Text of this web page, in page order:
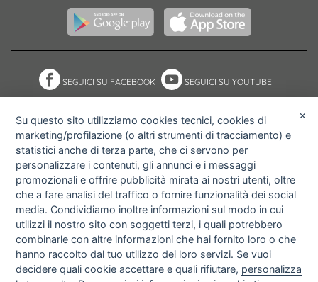
SEGUICI SU FACEBOOK SEGUICI SU YOUTUBE
NOTE ACCESSIBILITÀ
ACCESS KEY
MAPPA DEL SITO
PRIVACY POLICY
COOKIE POLICY
IMPOSTAZIONI PRIVACY E
COOKIE
Su questo sito utilizziamo cookies tecnici, cookies di
marketing/profilazione (o altri strumenti di tracciamento) e
statistici anche di terza parte, che ci servono per
personalizzare i contenuti, gli annunci e i messaggi
promozionali e offrire pubblicità mirata ai nostri utenti, oltre
che a fare analisi del traffico o fornire funzionalità dei social
media. Condividiamo inoltre informazioni sul modo in cui
utilizzi il nostro sito con soggetti terzi, i quali potrebbero
combinarle con altre informazioni che hai fornito loro o che
hanno raccolto dal tuo utilizzo dei loro servizi. Se vuoi
decidere quali cookie accettare e quali rifiutare, personalizza
×